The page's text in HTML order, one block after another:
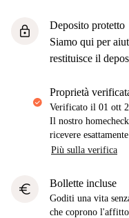
lock
Deposito protetto
Siamo qui per
restituisce il
proprietà
Verificato il 01 ott
Il nostro
ricevere
Più sulla verifica
euro Bollette incluse
Goditi una vita
che coprono